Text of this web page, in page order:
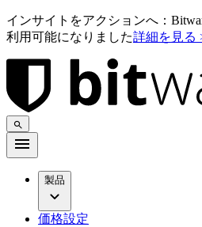
インサイトをアクションへ：
利用可能になりました詳細を見る
製品
価格設定